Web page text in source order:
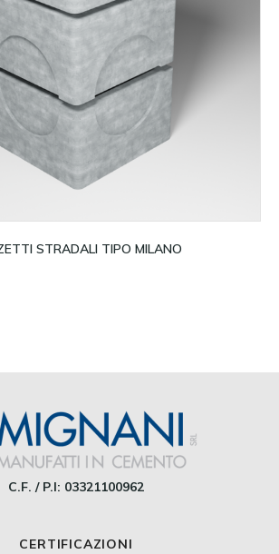
Leggi tutto
STRADALI TIPO MILANO
C.F. / P.I: 03321100962
CERTIFICAZIONI